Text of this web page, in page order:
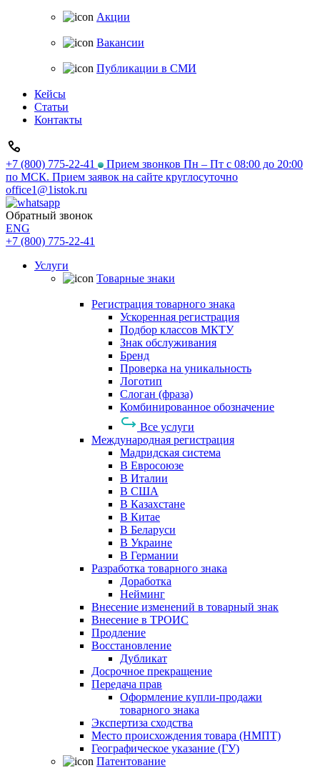
Акции
Вакансии
Публикации в СМИ
Кейсы
Статьи
Контакты
+7 (800) 775-22-41
Прием звонков Пн – Пт с 08:00 до 20:00
по МСК. Прием заявок на сайте круглосуточно
office1@1istok.ru
Обратный звонок
ENG
+7 (800) 775-22-41
Услуги
Товарные знаки
Регистрация товарного знака
Ускоренная регистрация
Подбор классов МКТУ
Знак обслуживания
Бренд
Проверка на уникальность
Логотип
Слоган (фраза)
Комбинированное обозначение
Все услуги
Международная регистрация
Мадридская система
В Евросоюзе
В Италии
В США
В Казахстане
В Китае
В Беларуси
В Украине
В Германии
Разработка товарного знака
Доработка
Нейминг
Внесение изменений в товарный знак
Внесение в ТРОИС
Продление
Восстановление
Дубликат
Досрочное прекращение
Передача прав
Оформление купли-продажи
товарного знака
Экспертиза сходства
Место происхождения товара (НМПТ)
Географическое указание (ГУ)
Патентование